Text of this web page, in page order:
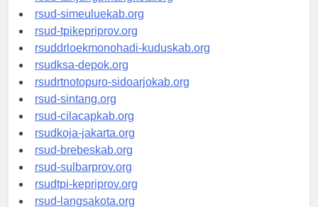
rsud-tanjungpinangkota.org
rsud-simeuluekab.org
rsud-tpikepriprov.org
rsuddrloekmonohadi-kuduskab.org
rsudksa-depok.org
rsudrtnotopuro-sidoarjokab.org
rsud-sintang.org
rsud-cilacapkab.org
rsudkoja-jakarta.org
rsud-brebeskab.org
rsud-sulbarprov.org
rsudtpi-kepriprov.org